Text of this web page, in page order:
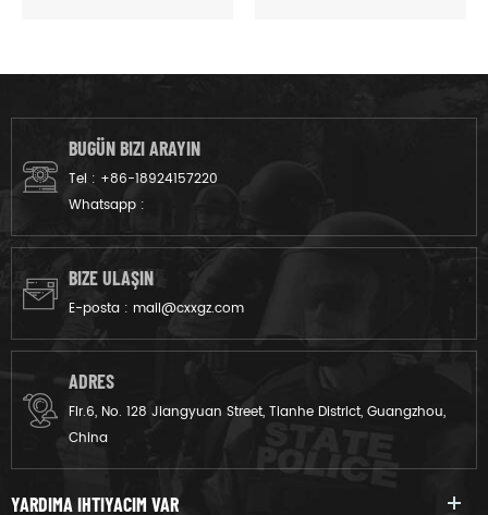
0106.01 NIJ standart altında
yumuşak vücut zırhı için
askerleri korumak için
BUGÜN BIZI ARAYIN
Tel : +86-18924157220
Whatsapp :
BIZE ULAŞIN
E-posta : mail@cxxgz.com
ADRES
Flr.6, No. 128 Jiangyuan Street, Tianhe District, Guangzhou,
China
YARDIMA IHTIYACIM VAR